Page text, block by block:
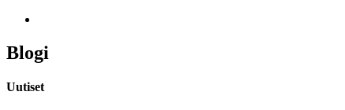
Blogi
Uutiset